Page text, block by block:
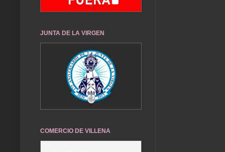
JUNTA DE LA VIRGEN
COMERCIO DE VILLENA